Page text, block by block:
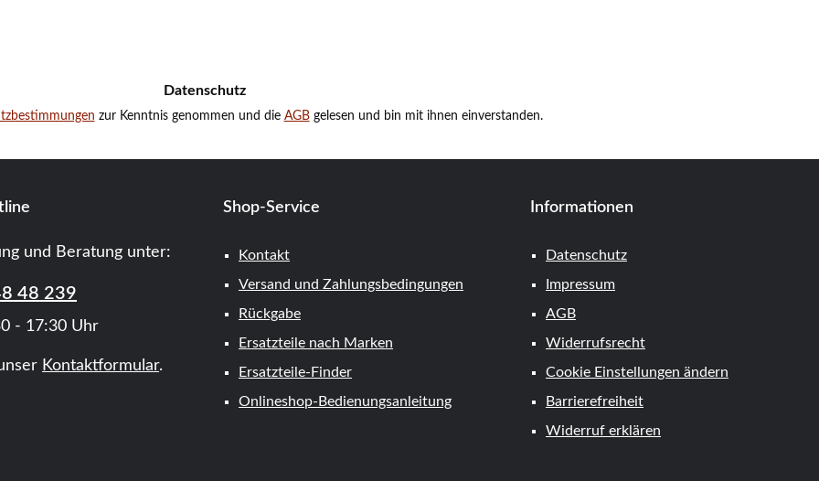
Datenschutz
zur Kenntnis genommen und die AGBgelesen und bin mit ihnen einverstanden.
und Beratung unter:
48 239
- 17:30 Uhr
Kontaktformular.
Shop-Service
Kontakt
Versand und Zahlungsbedingungen
Rückgabe
Ersatzteile nach Marken
Ersatzteile-Finder
Onlineshop-Bedienungsanleitung
Informationen
Datenschutz
Impressum
AGB
Widerrufsrecht
Cookie Einstellungen ändern
Barrierefreiheit
Widerruf erklären